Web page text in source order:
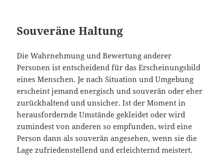
Souveräne Haltung
Die Wahrnehmung und Bewertung anderer
Personen ist entscheidend für das Erscheinungsbild
eines Menschen. Je nach Situation und Umgebung
erscheint jemand energisch und souverän oder eher
zurückhaltend und unsicher. Ist der Moment in
herausfordernde Umstände gekleidet oder wird
zumindest von anderen so empfunden, wird eine
Person dann als souverän angesehen, wenn sie die
Lage zufriedenstellend und erleichternd meistert.